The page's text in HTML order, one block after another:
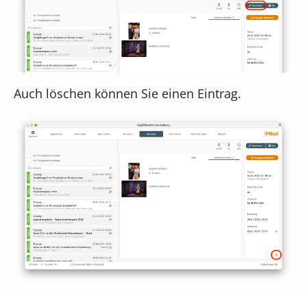
Auch löschen können Sie einen Eintrag.